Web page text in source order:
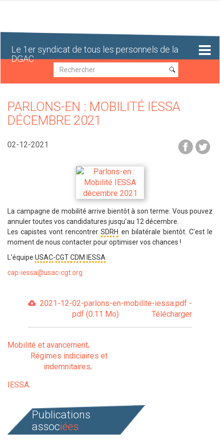
Le 1er syndicat de tous les personnels de la
DGAC
Recherche
Recherche
PARLONS-EN : MOBILITÉ IESSA
DÉCEMBRE 2021
02-12-2021
La campagne de mobilité arrive bientôt à son terme. Vous pouvez
annuler toutes vos candidatures jusqu'au 12 décembre.
Les capistes vont rencontrerSDRH en bilatérale bientôt. C'est le
moment de nous contacter pour optimiser vos chances !
L'équipe USAC-CGTCDM
IESSA
cap-iessa@usac-cgt.org
2021-12-02-parlons-en-mobilite-iessa.pdf -
pdf (0.11 Mo)
Télécharger
Mobilité et avancement
Régimes indiciaires et
indemnitaires
IESSA
Publications
associées